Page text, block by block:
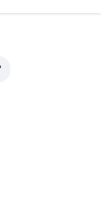
더미 드릴